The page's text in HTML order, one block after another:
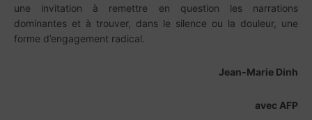
une invitation à remettre en question les narrations
dominantes et à trouver, dans le silence ou la douleur, une
forme d’engagement radical.
Jean-Marie Dinh
avec AFP